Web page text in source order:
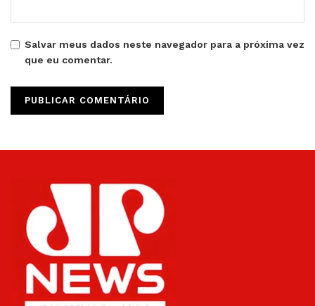
Salvar meus dados neste navegador para a próxima vez
que eu comentar.